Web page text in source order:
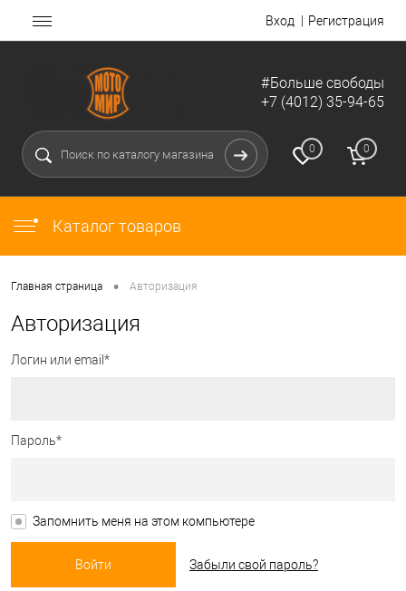
Вход Регистрация
#Больше свободы
+7 (4012) 35-94-65
0 0
Каталог товаров
Главная страница • Авторизация
Авторизация
Логин или email*
Пароль*
Запомнить меня на этом компьютере
Забыли свой пароль?